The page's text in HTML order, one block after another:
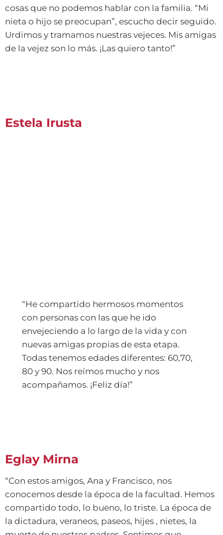
cosas que no podemos hablar con la familia. “Mi
nieta o hijo se preocupan”, escucho decir seguido.
Urdimos y tramamos nuestras vejeces. Mis amigas
de la vejez son lo más. ¡Las quiero tanto!”
Estela Irusta
“He compartido hermosos momentos
con personas con las que he ido
envejeciendo a lo largo de la vida y con
nuevas amigas propias de esta etapa.
Todas tenemos edades diferentes: 60,70,
80 y 90. Nos reímos mucho y nos
acompañamos. ¡Feliz día!”
Eglay Mirna
“Con estos amigos, Ana y Francisco, nos
conocemos desde la época de la facultad. Hemos
compartido todo, lo bueno, lo triste. La época de
la dictadura, veraneos, paseos, hijes , nietes, la